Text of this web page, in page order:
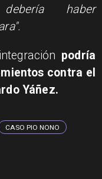
haber
podría
contra el
Yáñez.
CASO PIO NONO